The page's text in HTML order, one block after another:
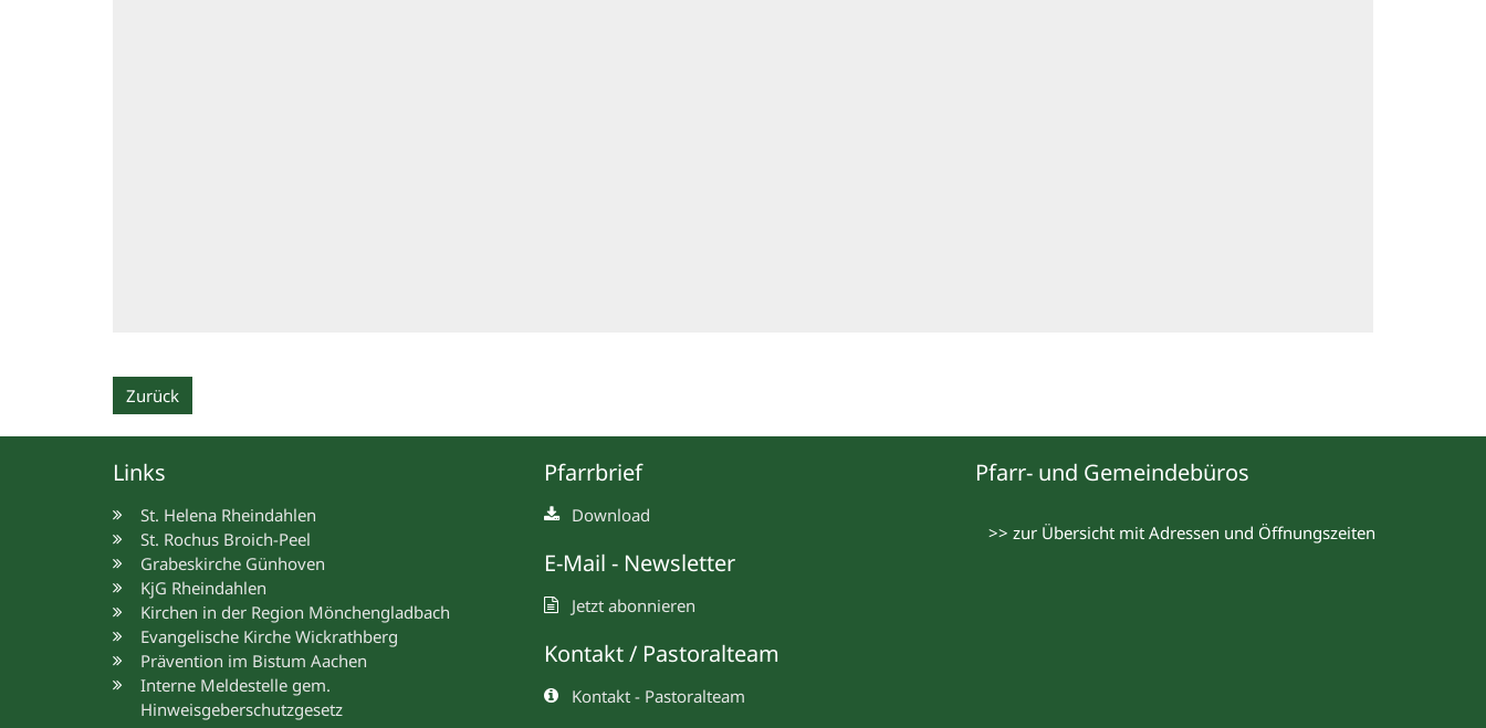
Zurück
Links
St. Helena Rheindahlen
St. Rochus Broich-Peel
Grabeskirche Günhoven
KjG Rheindahlen
Kirchen in der Region Mönchengladbach
Evangelische Kirche Wickrathberg
Prävention im Bistum Aachen
Interne Meldestelle gem.
Hinweisgeberschutzgesetz
Pfarrbrief
Download
E-Mail - Newsletter
Jetzt abonnieren
Kontakt / Pastoralteam
Kontakt - Pastoralteam
Pfarr- und Gemeindebüros
>> zur Übersicht mit Adressen und Öffnungszeiten